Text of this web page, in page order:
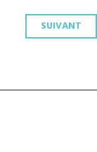
SUIVANT